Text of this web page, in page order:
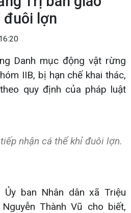
đuôi lợn
Danh mục động vật rừng
IIB, bị hạn chế khai thác,
quy định của pháp luật
nhận cá thể khỉ đuôi lợn.
ban Nhân dân xã Triệu
Thành Vũ cho biết,